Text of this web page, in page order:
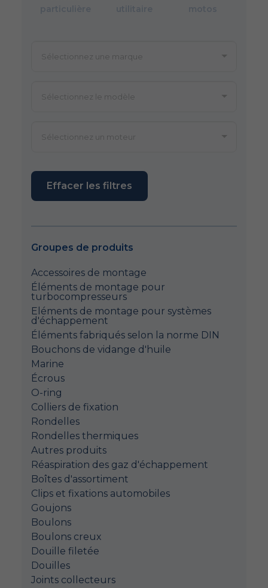
Effacer les filtres
Groupes de produits
Accessoires de montage
Éléments de montage pour
turbocompresseurs
Eléments de montage pour systèmes
d'échappement
Éléments fabriqués selon la norme DIN
Bouchons de vidange d'huile
Marine
Écrous
O-ring
Colliers de fixation
Rondelles
Rondelles thermiques
Autres produits
Réaspiration des gaz d'échappement
Boîtes d'assortiment
Clips et fixations automobiles
Goujons
Boulons
Boulons creux
Douille filetée
Douilles
Joints collecteurs